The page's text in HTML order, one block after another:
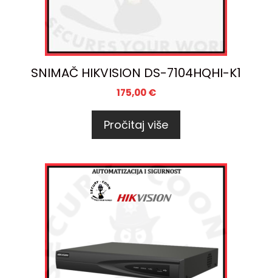
SNIMAČ HIKVISION DS-7104HQHI-K1
175,00€
Pročitaj više